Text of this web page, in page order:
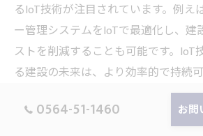
るIoT技術が注目されています。例え
ー管理システムをIoTで最適化し、建
ストを削減することも可能です。IoT
る建設の未来は、より効率的で持続
0564-51-1460 お問